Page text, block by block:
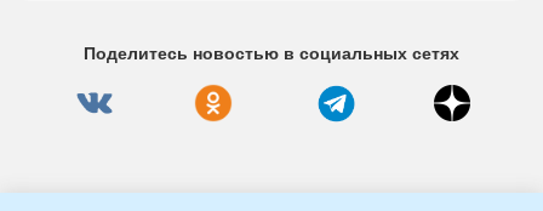
Поделитесь новостью в социальных сетях